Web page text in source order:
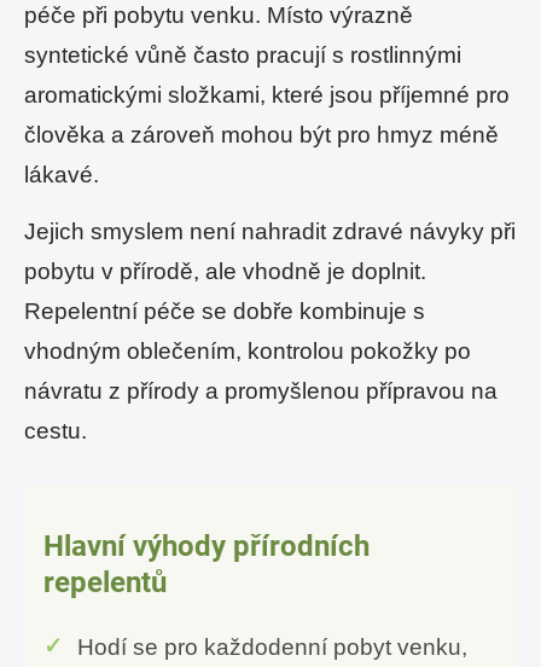
péče při pobytu venku. Místo výrazně
syntetické vůně často pracují s rostlinnými
aromatickými složkami, které jsou příjemné pro
člověka a zároveň mohou být pro hmyz méně
lákavé.
Jejich smyslem není nahradit zdravé návyky při
pobytu v přírodě, ale vhodně je doplnit.
Repelentní péče se dobře kombinuje s
vhodným oblečením, kontrolou pokožky po
návratu z přírody a promyšlenou přípravou na
cestu.
Hlavní výhody přírodních
repelentů
Hodí se pro každodenní pobyt venku,